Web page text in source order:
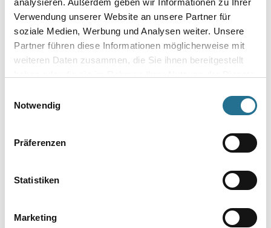
analysieren. Außerdem geben wir Informationen zu Ihrer
Verwendung unserer Website an unsere Partner für
soziale Medien, Werbung und Analysen weiter. Unsere
Partner führen diese Informationen möglicherweise mit
weiteren Daten zusammen, die Sie ihnen bereitgestellt
Notwendig
Präferenzen
Statistiken
Marketing
Umrechnungsfaktoren